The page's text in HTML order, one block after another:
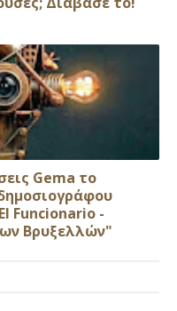
Gema το
Funcionario -
Βρυξελλών"